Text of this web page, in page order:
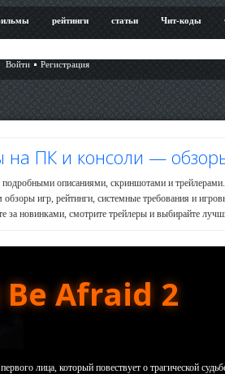
рейтинги статьи Чит-коды
Войти
Регистрация
ПК и консоли —
описаниями, скриншотами и
игр, рейтинги, системные требования и
за новинками, смотрите трейлеры и выбирайте
Afraid 2
лица, который повествует о трагической